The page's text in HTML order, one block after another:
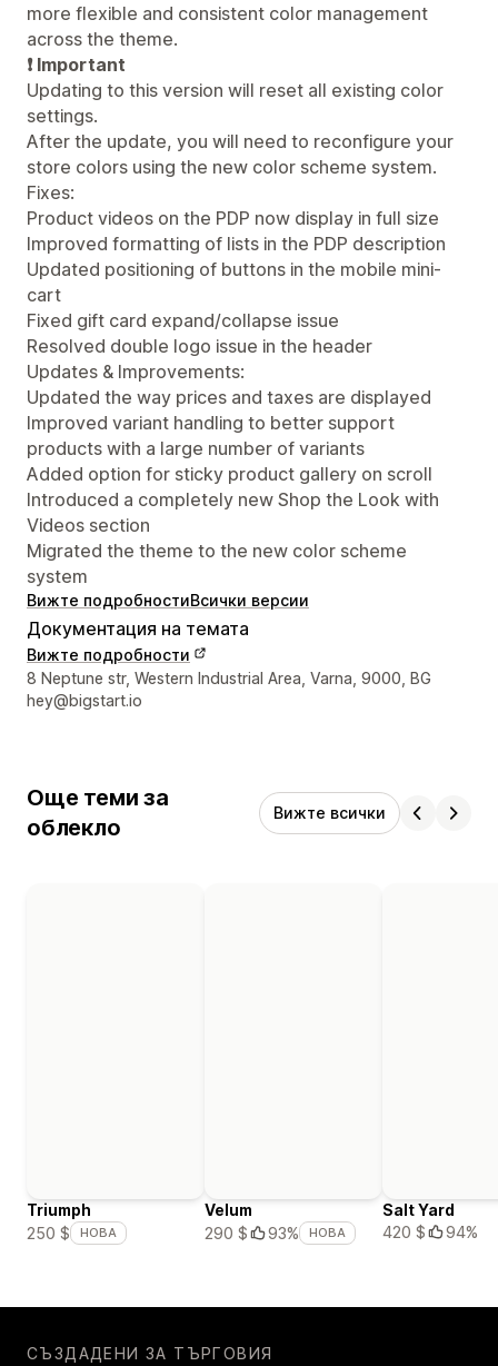
more flexible and consistent color management
across the theme.
❗ Important
Updating to this version will reset all existing color
settings.
After the update, you will need to reconfigure your
store colors using the new color scheme system.
Fixes:
Product videos on the PDP now display in full size
Improved formatting of lists in the PDP description
Updated positioning of buttons in the mobile mini-
cart
Fixed gift card expand/collapse issue
Resolved double logo issue in the header
Updates & Improvements:
Updated the way prices and taxes are displayed
Improved variant handling to better support
products with a large number of variants
Added option for sticky product gallery on scroll
Introduced a completely new Shop the Look with
Videos section
Migrated the theme to the new color scheme
system
Вижте подробностиВсички версии
Документация на темата
Вижте подробности
Данни за връзка с дизайнера
8 Neptune str, Western Industrial Area, Varna, 9000, BG
hey@bigstart.io
Още теми за
облекло
Вижте всички
Triumph
250 $
НОВА
Velum
290 $
93% НОВА
Salt Yard
420 $
94%
СЪЗДАДЕНИ ЗА ТЪРГОВИЯ